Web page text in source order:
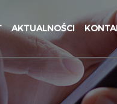
AKTUALNOŚCI